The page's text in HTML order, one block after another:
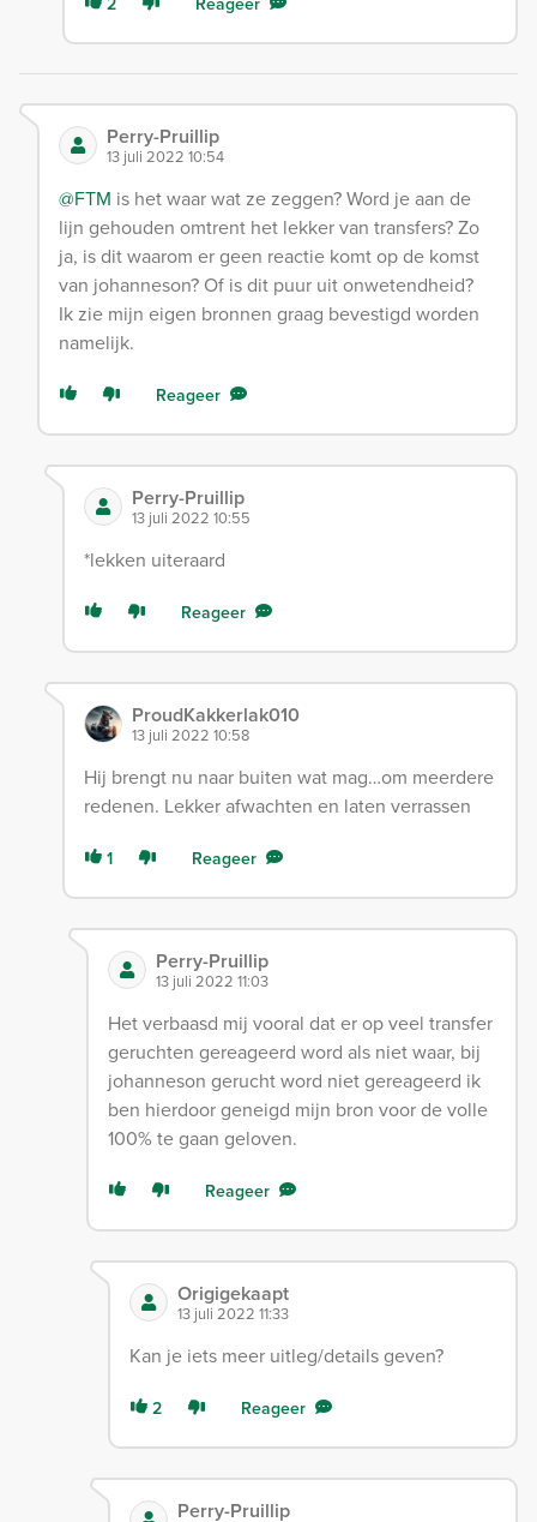
Perry-Pruillip
13 juli 2022 10:54
@FTM is het waar wat ze zeggen? Word je aan de
lijn gehouden omtrent het lekker van transfers? Zo
ja, is dit waarom er geen reactie komt op de komst
van johanneson? Of is dit puur uit onwetendheid?
Ik zie mijn eigen bronnen graag bevestigd worden
namelijk.
Reageer
Perry-Pruillip
13 juli 2022 10:55
*lekken uiteraard
Reageer
ProudKakkerlak010
13 juli 2022 10:58
Hij brengt nu naar buiten wat mag…om meerdere
redenen. Lekker afwachten en laten verrassen
1 Reageer
Perry-Pruillip
13 juli 2022 11:03
Het verbaasd mij vooral dat er op veel transfer
geruchten gereageerd word als niet waar, bij
johanneson gerucht word niet gereageerd ik
ben hierdoor geneigd mijn bron voor de volle
100% te gaan geloven.
Reageer
Origigekaapt
13 juli 2022 11:33
Kan je iets meer uitleg/details geven?
2 Reageer
Perry-Pruillip